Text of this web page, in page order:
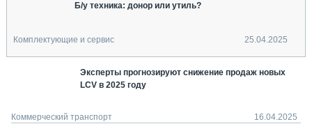
Б/у техника: донор или утиль?
Комплектующие и сервис 25.04.2025
Эксперты прогнозируют снижение продаж новых
LCV в 2025 году
Коммерческий транспорт 16.04.2025